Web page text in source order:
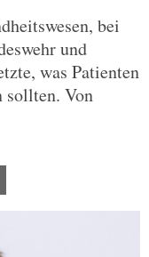
bei
und
was Patienten
sollten. Von